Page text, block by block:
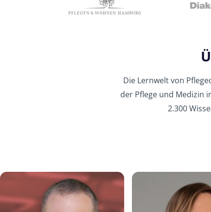
Die Lernwelt von
der Pflege und Medizin
2.300